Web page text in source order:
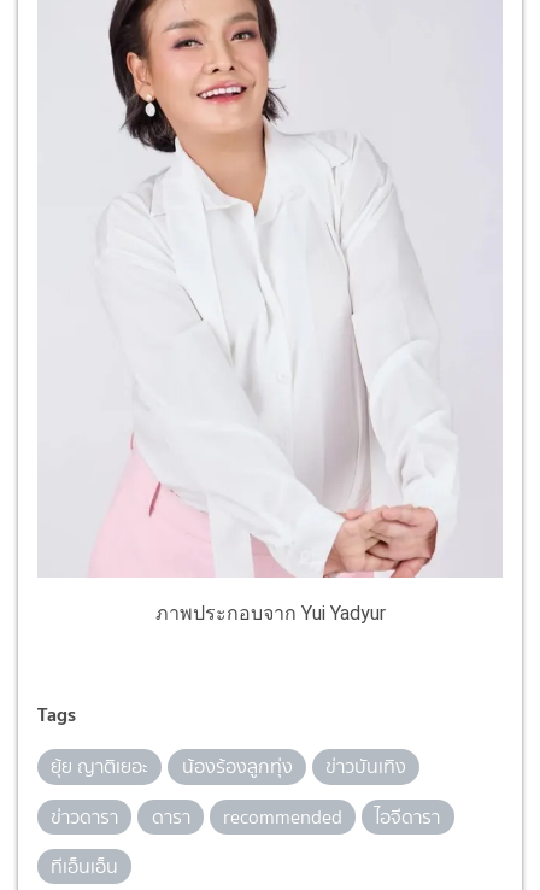
ภาพประกอบจาก Yui Yadyur
Tags
ยุ้ย ญาติเยอะ น้องร้องลูกทุ่ง
ข่าวบันเทิง
ข่าวดารา
ดารา recommended
ไอจีดารา
ทีเอ็นเอ็น